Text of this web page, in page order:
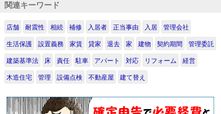
関連キーワード
店舗 耐震性 相続 補修 入居者 正当事由 入居 管理会社
生活保護 設置義務 家賃 貸家 退去 家 建物 契約期間 管理委託
建築基準法 床 責任 駐車 アパート 対応 リフォーム 経営
木造住宅 管理 設備点検 不動産屋 建て替え